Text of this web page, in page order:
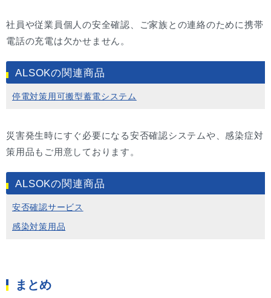
社員や従業員個人の安全確認、ご家族との連絡のために携帯
電話の充電は欠かせません。
ALSOKの関連商品
停電対策用可搬型蓄電システム
災害発生時にすぐ必要になる安否確認システムや、感染症対
策用品もご用意しております。
ALSOKの関連商品
安否確認サービス
感染対策用品
まとめ